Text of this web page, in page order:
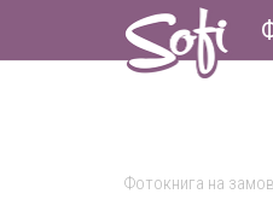
Фотокнига на